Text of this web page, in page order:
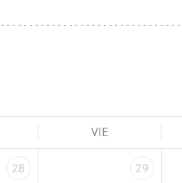
VIE
28 29